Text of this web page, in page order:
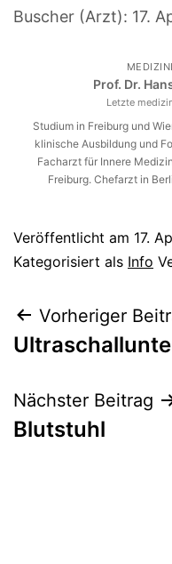
Buscher (Arzt): 17.
Prof. Dr.
Letzte
Studium in Freiburg und
klinische Ausbildung und
Facharzt für Innere
Freiburg. Chefarzt in
Veröffentlicht am 17.
Kategorisiert als Info
Vorheriger
Nächster Beitrag
Blutstuhl